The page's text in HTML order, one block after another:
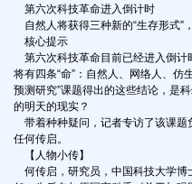
第六次科技革命进入倒计时
自然人将获得三种新的“生存形式”
核心提示
第六次科技革命目前已经进入倒计
将有四条“命”：自然人、网络人、
预测研究”课题得出的这些结论，是
的明天的现实？
带着种种疑问，记者专访了该课
任何传启。
【人物小传】
何传启，研究员，中国科技大学博